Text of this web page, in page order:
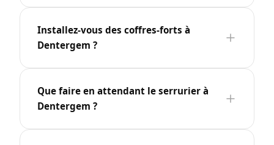
Installez-vous des coffres-forts à
Dentergem ?
Que faire en attendant le serrurier à
Dentergem ?